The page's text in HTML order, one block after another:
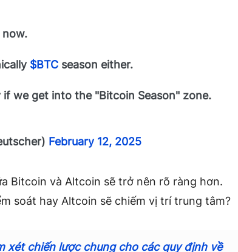
now.
$BTC season either.
we get into the "Bitcoin Season" zone.
February 12, 2025
Bitcoin và Altcoin sẽ trở nên rõ ràng hơn.
soát hay Altcoin sẽ chiếm vị trí trung tâm?
xét chiến lược chung cho các quy định về